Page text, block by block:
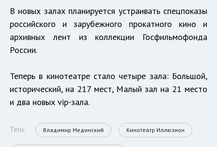
В новых залах планируется устраивать спецпоказы
российского и зарубежного прокатного кино и
архивных лент из коллекции Госфильмофонда
России.
Теперь в кинотеатре стало четыре зала: Большой,
исторический, на 217 мест, Малый зал на 21 место
и два новых vip-зала.
Теги: Владимир Мединский Кинотеатр Иллюзион